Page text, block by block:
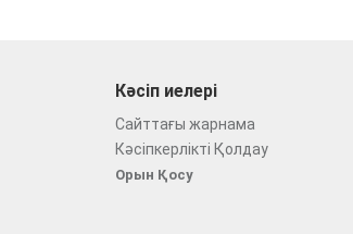
Кәсіп иелері
Сайттағы жарнама
Кәсіпкерлікті Қолдау
Орын Қосу